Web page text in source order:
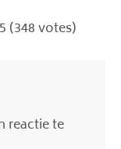
5 (348votes)
reactie te